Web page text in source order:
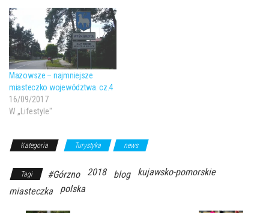
Mazowsze – najmniejsze
miasteczko województwa. cz.4
16/09/2017
W „Lifestyle"
Kategoria Turystyka news
Tagi #Górzno 2018 blog
kujawsko-pomorskie
miasteczka
polska